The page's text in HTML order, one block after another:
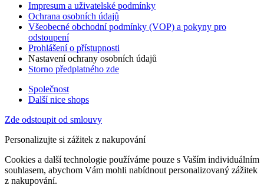
Impresum a uživatelské podmínky
Ochrana osobních údajů
Všeobecné obchodní podmínky (VOP) a pokyny pro
odstoupení
Prohlášení o přístupnosti
Nastavení ochrany osobních údajů
Storno předplatného zde
Společnost
Další nice shops
Zde odstoupit od smlouvy
Personalizujte si zážitek z nakupování
Cookies a další technologie používáme pouze s Vaším individuálním
souhlasem, abychom Vám mohli nabídnout personalizovaný zážitek
z nakupování.